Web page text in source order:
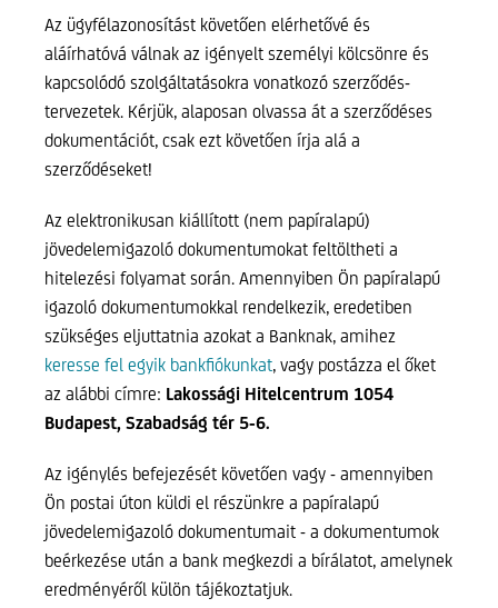
Az ügyfélazonosítást követően elérhetővé és
aláírhatóvá válnak az igényelt személyi kölcsönre és
kapcsolódó szolgáltatásokra vonatkozó szerződés-
tervezetek. Kérjük, alaposan olvassa át a szerződéses
dokumentációt, csak ezt követően írja alá a
szerződéseket!
Az elektronikusan kiállított (nem papíralapú)
jövedelemigazoló dokumentumokat feltöltheti a
hitelezési folyamat során. Amennyiben Ön papíralapú
igazoló dokumentumokkal rendelkezik, eredetiben
szükséges eljuttatnia azokat a Banknak, amihez
keresse fel egyik bankfiókunkat, vagy postázza el őket
az alábbi címre: Lakossági Hitelcentrum 1054
Budapest, Szabadság tér 5-6.
Az igénylés befejezését követően vagy - amennyiben
Ön postai úton küldi el részünkre a papíralapú
jövedelemigazoló dokumentumait - a dokumentumok
beérkezése után a bank megkezdi a bírálatot, amelynek
eredményéről külön tájékoztatjuk.